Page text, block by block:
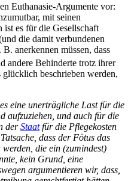
Euthanasie-Argumente vor:
mit seinen
ist es für die Gesellschaft
die damit verbundenen
anerkennen müssen, dass
andere Behinderte trotz ihrer
beschrieben werden,
eine unerträgliche Last für die
aufzuziehen, und auch für die
derStaatfür die Pflegekosten
dass der Fötus das
werden, die ein (zumindest)
kein Grund, eine
argumentieren wir, dass,